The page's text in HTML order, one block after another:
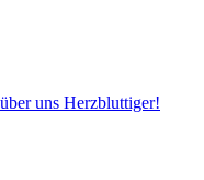
uns Herzbluttiger!